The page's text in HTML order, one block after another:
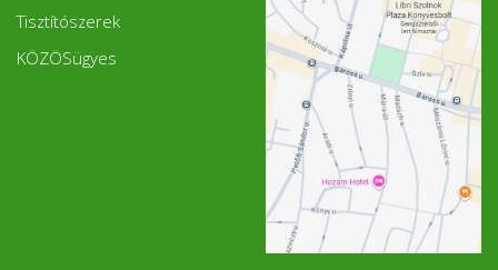
Tisztítószerek
KÖZÖSügyes